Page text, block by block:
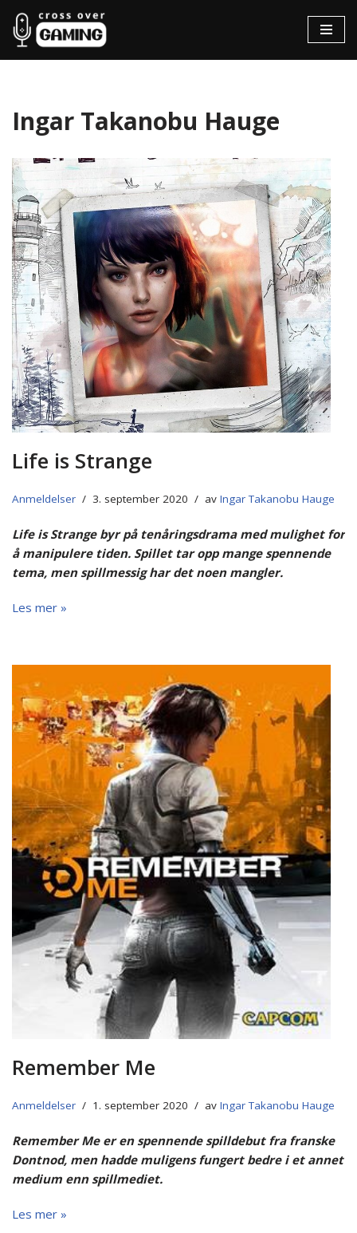
Hopp
til
Ingar Takanobu Hauge
Life is Strange
Anmeldelser 3. september 2020 av Ingar Takanobu Hauge
Life is Strange byr på tenåringsdrama med mulighet for
å manipulere tiden. Spillet tar opp mange spennende
tema, men spillmessig har det noen mangler.
Les mer »
Remember Me
Anmeldelser 1. september 2020 av Ingar Takanobu Hauge
Remember Me er en spennende spilldebut fra franske
Dontnod, men hadde muligens fungert bedre i et annet
medium enn spillmediet.
Les mer »